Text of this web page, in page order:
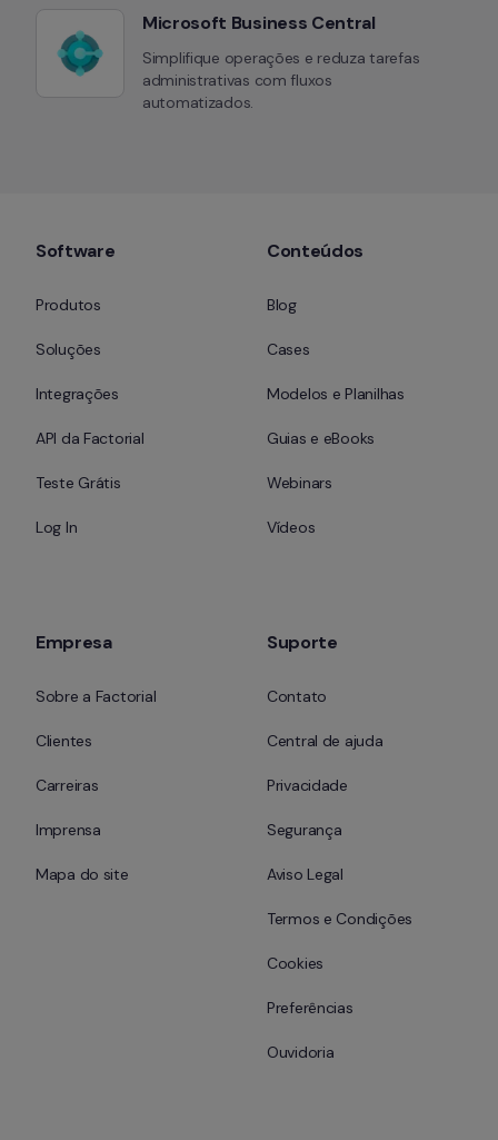
Microsoft Business Central
Simplifique operações e reduza tarefas
administrativas com fluxos
automatizados.
Software
Produtos
Soluções
Integrações
API da Factorial
Teste Grátis
Log In
Conteúdos
Blog
Cases
Modelos e Planilhas
Guias e eBooks
Webinars
Vídeos
Empresa
Sobre a Factorial
Clientes
Carreiras
Imprensa
Mapa do site
Suporte
Contato
Central de ajuda
Privacidade
Segurança
Aviso Legal
Termos e Condições
Cookies
Preferências
Ouvidoria